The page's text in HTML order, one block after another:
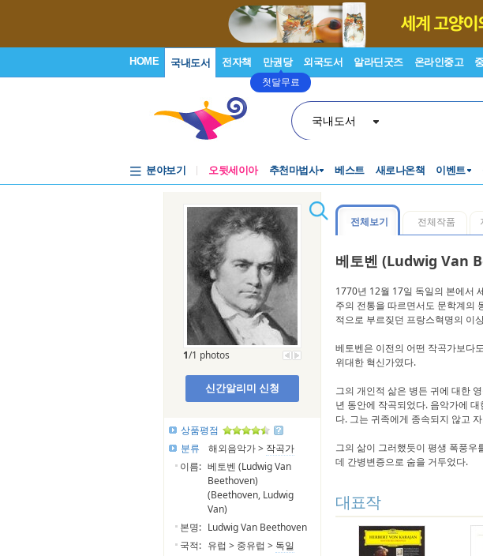
HOME 국내도서 전자책 만권당
첫달무료
외국도서 알라딘굿즈 온라인중고
국내도서
분야보기 오뒷세이아 추천마법사 베스트 새로나온책 이벤트
1/1 photos
신간알리미 신청
상품평점
분류
해외음악가 > 작곡가
이름: 베토벤 (Ludwig Van
Beethoven)
(Beethoven, Ludwig
Van)
본명: Ludwig Van Beethoven
국적: 유럽 > 중유럽 > 독일
전체보기 전체작품
베토벤 (Ludwig Van
1770년 12월 17일 독일의 본에서
주의 전통을 따르면서도 문학계의
적으로 부르짖던 프랑스혁명의 이
베토벤은 이전의 어떤 작곡가보다
위대한 혁신가였다.
그의 개인적 삶은 병든 귀에 대한
년 동안에 작곡되었다. 음악가에
다. 그는 귀족에게 종속되지 않고
그의 삶이 그러했듯이 평생 폭풍
데 간병변증으로 숨을 거두었다.
대표작